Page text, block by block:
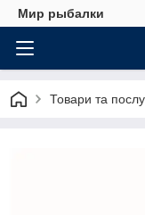
Мир рыбалки
Товари та